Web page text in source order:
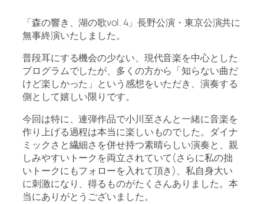
「森の響き、湖の歌vol. 4」長野公演・東京公演共に
無事終演いたしました。
普段耳にする機会の少ない、現代音楽を中心とした
プログラムでしたが、多くの方から「知らない曲だ
けど楽しかった」という感想をいただき、演奏する
側として嬉しい限りです。
今回は特に、連弾作品で小川至さんと一緒に音楽を
作り上げる過程は本当に楽しいものでした。ダイナ
ミックさと繊細さを併せ持つ素晴らしい演奏と、親
しみやすいトークを両立されていて(さらに私の拙
いトークにもフォローを入れて頂き)、私自身大い
に刺激になり、得るものがたくさんありました。本
当にありがとうございました。